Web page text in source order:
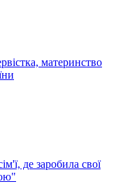
материнство
де заробила свої